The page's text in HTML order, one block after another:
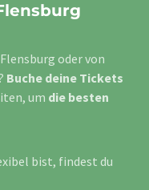
oder von
Buche deine Tickets
um die besten
bist, findest du